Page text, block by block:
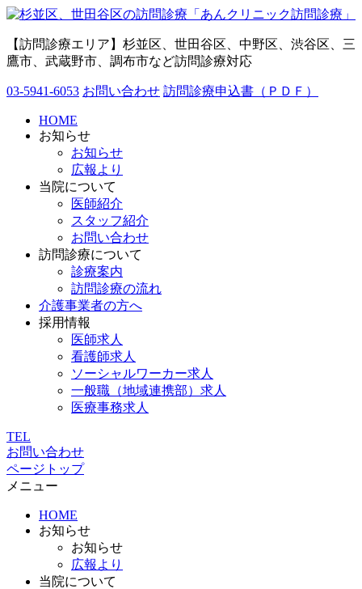
【訪問診療エリア】杉並区、世田谷区、中野区、渋谷区、三
鷹市、武蔵野市、調布市など訪問診療対応
03-5941-6053 お問い合わせ 訪問診療申込書（ＰＤＦ）
HOME
お知らせ
お知らせ
広報より
当院について
医師紹介
スタッフ紹介
お問い合わせ
訪問診療について
診療案内
訪問診療の流れ
介護事業者の方へ
採用情報
医師求人
看護師求人
ソーシャルワーカー求人
一般職（地域連携部）求人
医療事務求人
TEL
お問い合わせ
ページトップ
メニュー
HOME
お知らせ
お知らせ
広報より
当院について